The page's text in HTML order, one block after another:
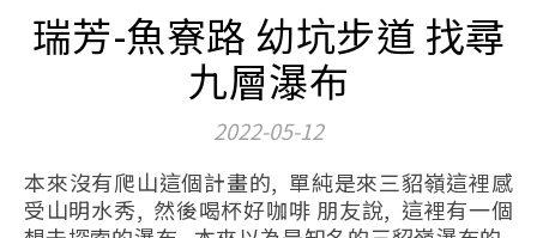
瑞芳-魚寮路 幼坑步道 找尋
九層瀑布
2022-05-12
本來沒有爬山這個計畫的, 單純是來三貂嶺這裡感
受山明水秀, 然後喝杯好咖啡 朋友說, 這裡有一個